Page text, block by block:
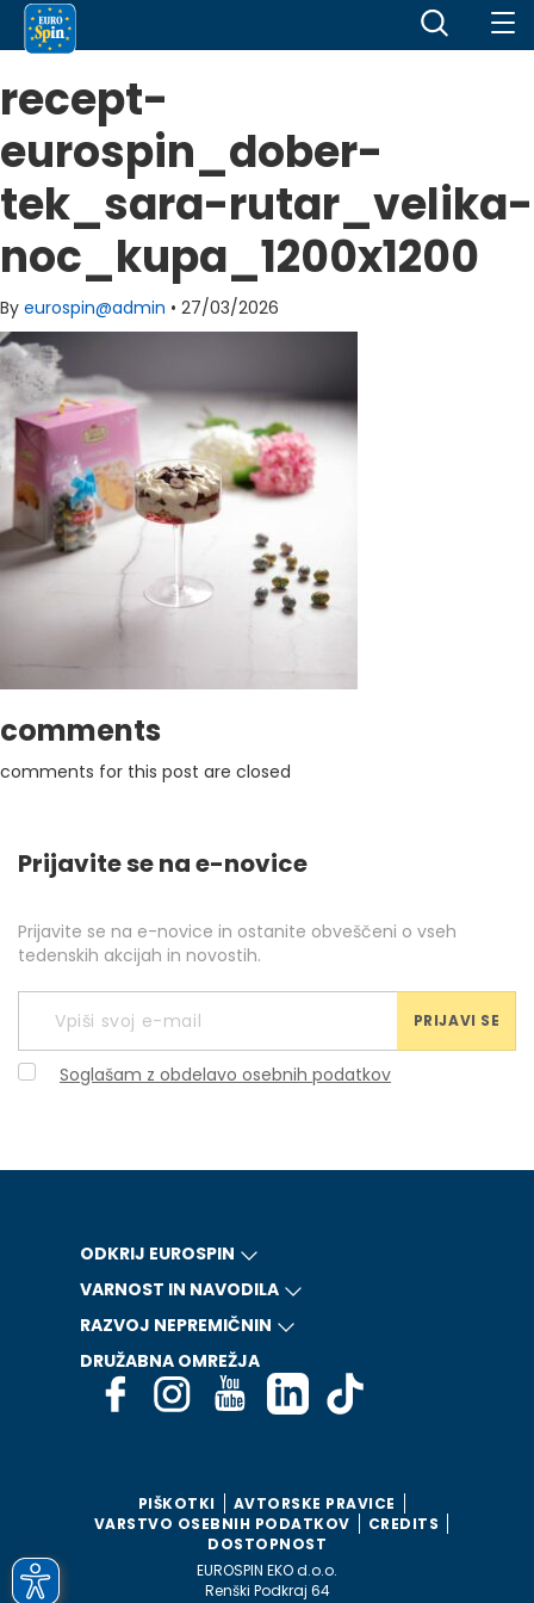
recept-
eurospin_dober-
tek_sara-rutar_velika-
noc_kupa_1200x1200
By eurospin@admin • 27/03/2026
comments
comments for this post are closed
Prijavite se na e-novice
Prijavite se na e-novice in ostanite obveščeni o vseh
tedenskih akcijah in novostih.
PRIJAVI SE
Soglašam z obdelavo osebnih podatkov
ODKRIJ EUROSPIN
VARNOST IN NAVODILA
RAZVOJ NEPREMIČNIN
DRUŽABNA OMREŽJA
PIŠKOTKI
AVTORSKE PRAVICE
VARSTVO OSEBNIH PODATKOV
CREDITS
DOSTOPNOST
EUROSPIN EKO d.o.o.
Renški Podkraj 64